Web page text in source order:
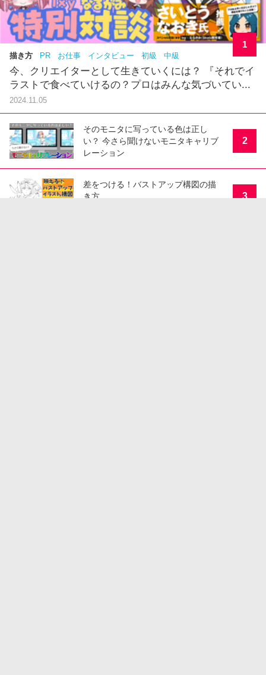
描き方 PR お仕事 インタビュー 初級 中級
今、クリエイターとして生きていくには？ 『それでイ
ラストで食べていけるの？プロはみんな気づいてい...
2024.11.05
1
そのモニタに写っている色は正し
い？ 今さら聞けないモニタキャリブ
レーション
2
差をつける！バストアップ構図の描
き方
3